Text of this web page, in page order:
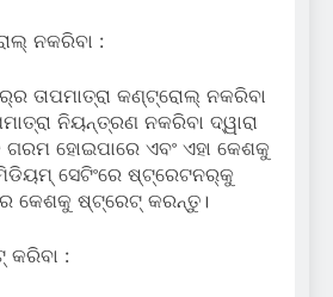
ନକରିବା :
ତାପମାତ୍ରା କଣ୍ଟ୍ରୋଲ୍ ନକରିବା
ନିୟନ୍ତ୍ରଣ ନକରିବା ଦ୍ୱାରା
ହୋଇପାରେ ଏବଂ ଏହା କେଶକୁ
ସେଟିଂରେ ଷ୍ଟ୍ରେଟନର୍‌କୁ
କେଶକୁ ଷ୍ଟ୍ରେଟ୍ କରନ୍ତୁ।
କରିବା :